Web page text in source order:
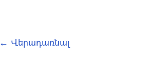
← Վերադառնալ